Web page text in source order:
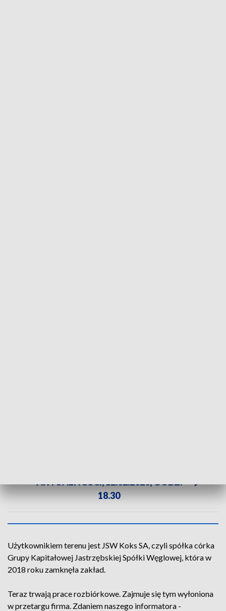
AKTUALNOŚCI, 12.02.2020, GODZ.
18.30
Użytkownikiem terenu jest JSW Koks SA, czyli spółka córka
Grupy Kapitałowej Jastrzębskiej Spółki Węglowej, która w
2018 roku zamknęła zakład.
Teraz trwają prace rozbiórkowe. Zajmuje się tym wyłoniona
w przetargu firma. Zdaniem naszego informatora -